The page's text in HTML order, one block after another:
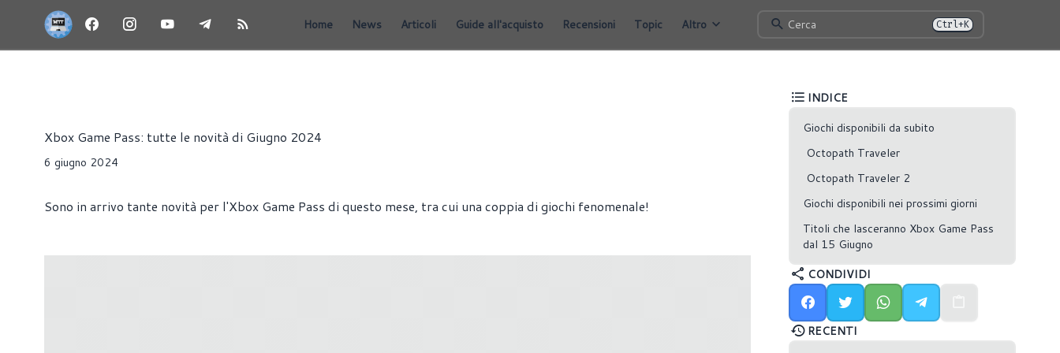
Home News Articoli Guide all'acquisto Recensioni Topic Altro Cerca Ctrl+K
Xbox Game Pass: tutte le novità di Giugno 2024
6 giugno 2024
Sono in arrivo tante novità per l'Xbox Game Pass di questo mese, tra cui una coppia di giochi fenomenale!
INDICE
Giochi disponibili da subito
Octopath Traveler
Octopath Traveler 2
Giochi disponibili nei prossimi giorni
Titoli che lasceranno Xbox Game Pass
dal 15 Giugno
CONDIVIDI
RECENTI